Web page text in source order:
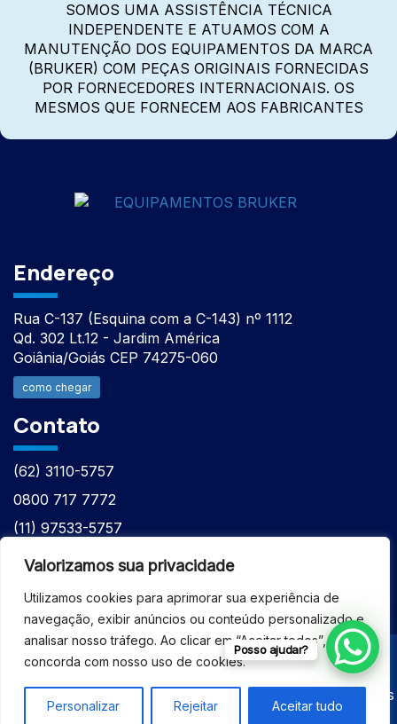
Valorizamos sua privacidade
Utilizamos cookies para aprimorar sua experiência de
navegação, exibir anúncios ou conteúdo personalizado e
analisar nosso tráfego. Ao clicar em “Aceitar todos”, você
concorda com nosso uso de cookies.
Personalizar Rejeitar Aceitar tudo
SOMOS UMA ASSISTÊNCIA TÉCNICA
INDEPENDENTE E ATUAMOS COM A
MANUTENÇÃO DOS EQUIPAMENTOS DA MARCA
(BRUKER) COM PEÇAS ORIGINAIS FORNECIDAS
POR FORNECEDORES INTERNACIONAIS. OS
MESMOS QUE FORNECEM AOS FABRICANTES
Endereço
Rua C-137 (Esquina com a C-143) nº 1112
Qd. 302 Lt.12 - Jardim América
Goiânia/Goiás CEP 74275-060
como chegar
Contato
(62) 3110-5757
0800 717 7772
(11) 97533-5757
(62) 98610-7777
© 2026 - ASSISTÊNCIA TÉCNICA ESPECIALIZADA
EQUIPAMENTOS BRUKER - Todos os direitos reservados
Posso ajudar?